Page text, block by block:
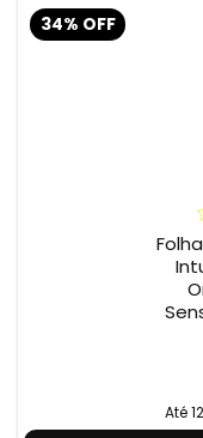
34% OFF
Até